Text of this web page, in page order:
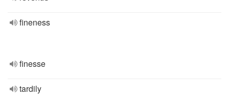
fineness
finesse
tardily